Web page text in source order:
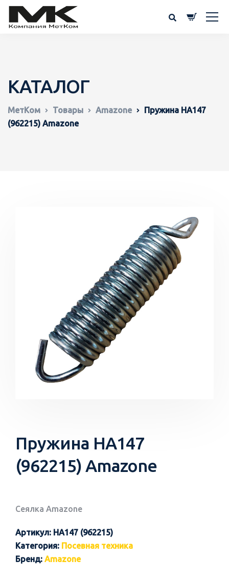
КАТАЛОГ
МетКом Товары Amazone
Пружина HA147
(962215) Amazone
Пружина HA147
(962215) Amazone
Сеялка Amazone
Артикул: HA147 (962215)
Категория: Посевная техника
Бренд: Amazone